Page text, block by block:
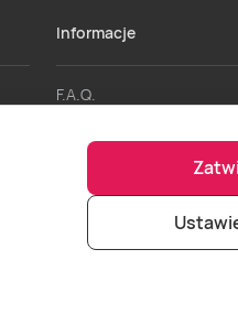
Informacje
F.A.Q.
Formy Płatności
Punkty sprzedaży